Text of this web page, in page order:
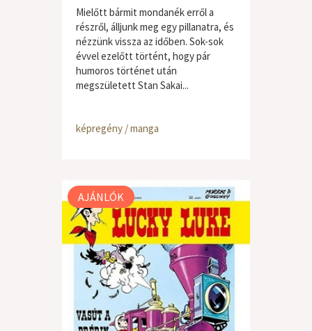
Mielőtt bármit mondanék erről a
részről, álljunk meg egy pillanatra, és
nézzünk vissza az időben. Sok-sok
évvel ezelőtt történt, hogy pár
humoros történet után
megszületett Stan Sakai...
képregény / manga
AJÁNLÓK